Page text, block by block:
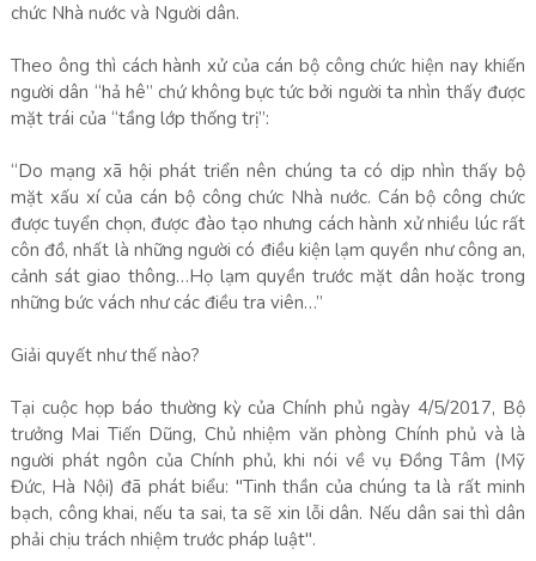
chức Nhà nước và Người dân.
Theo ông thì cách hành xử của cán bộ công chức hiện nay khiến
người dân “hả hê” chứ không bực tức bởi người ta nhìn thấy được
mặt trái của “tầng lớp thống trị”:
“Do mạng xã hội phát triển nên chúng ta có dịp nhìn thấy bộ
mặt xấu xí của cán bộ công chức Nhà nước. Cán bộ công chức
được tuyển chọn, được đào tạo nhưng cách hành xử nhiều lúc rất
côn đồ, nhất là những người có điều kiện lạm quyền như công an,
cảnh sát giao thông…Họ lạm quyền trước mặt dân hoặc trong
những bức vách như các điều tra viên…”
Giải quyết như thế nào?
Tại cuộc họp báo thường kỳ của Chính phủ ngày 4/5/2017, Bộ
trưởng Mai Tiến Dũng, Chủ nhiệm văn phòng Chính phủ và là
người phát ngôn của Chính phủ, khi nói về vụ Đồng Tâm (Mỹ
Đức, Hà Nội) đã phát biểu: "Tinh thần của chúng ta là rất minh
bạch, công khai, nếu ta sai, ta sẽ xin lỗi dân. Nếu dân sai thì dân
phải chịu trách nhiệm trước pháp luật".